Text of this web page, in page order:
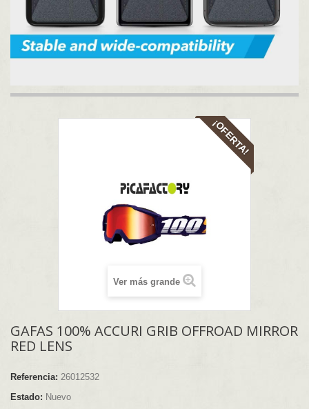
¡OFERTA!
Ver más grande
GAFAS 100% ACCURI GRIB OFFROAD MIRROR
RED LENS
Referencia: 26012532
Estado: Nuevo